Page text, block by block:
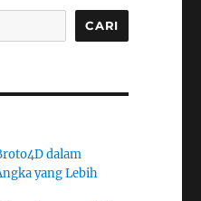
CARI
dalam
yang Lebih